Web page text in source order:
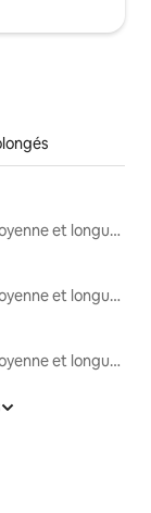
Locations moyenne et longue durée
Locations moyenne et longue durée
Locations moyenne et longue durée